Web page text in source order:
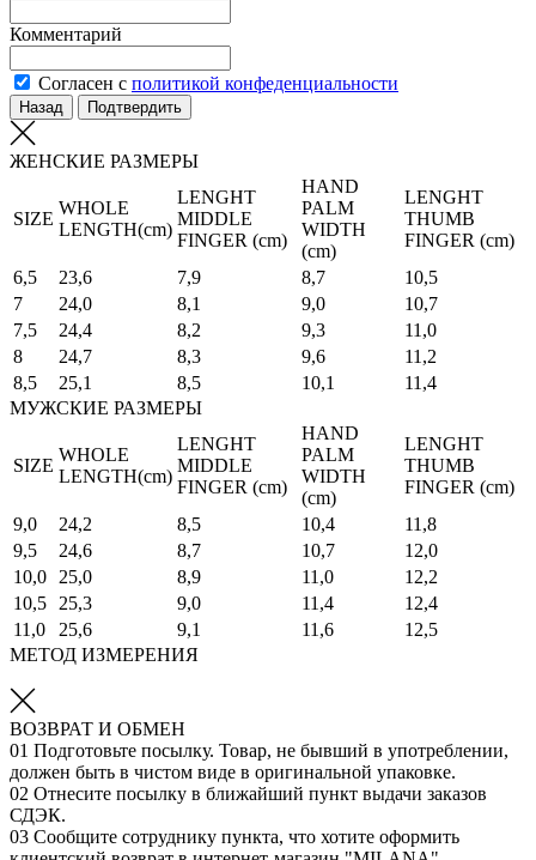
Комментарий
Согласен с политикой конфеденциальности
Назад Подтвердить
ЖЕНСКИЕ РАЗМЕРЫ
SIZE
WHOLE
LENGTH(cm)
LENGHT
MIDDLE
FINGER (cm)
HAND
PALM
WIDTH
(cm)
LENGHT
THUMB
FINGER (cm)
6,5
23,6 7,9 8,7
10,5
7
24,0 8,1 9,0
10,7
7,5
24,4 8,2 9,3
11,0
8
24,7 8,3 9,6
11,2
8,5
25,1 8,5 10,1
11,4
МУЖСКИЕ РАЗМЕРЫ
SIZE
WHOLE
LENGTH(cm)
LENGHT
MIDDLE
FINGER (cm)
HAND
PALM
WIDTH
(cm)
LENGHT
THUMB
FINGER (cm)
9,0
24,2 8,5 10,4
11,8
9,5
24,6 8,7 10,7
12,0
10,0
25,0 8,9 11,0
12,2
10,5
25,3 9,0 11,4
12,4
11,0
25,6 9,1 11,6
12,5
МЕТОД ИЗМЕРЕНИЯ
ВОЗВРАТ И ОБМЕН
01 Подготовьте посылку. Товар, не бывший в употреблении,
должен быть в чистом виде в оригинальной упаковке.
02 Отнесите посылку в ближайший пункт выдачи заказов
СДЭК.
03 Сообщите сотруднику пункта, что хотите оформить